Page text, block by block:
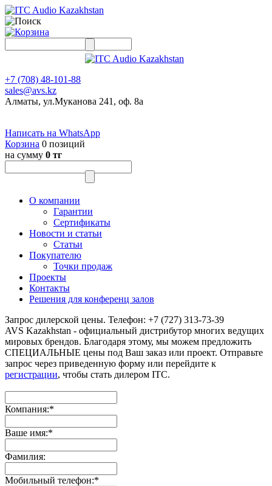
+7 (708) 48-101-88
sales@avs.kz
Алматы, ул.Муканова 241, оф. 8а
Написать на WhatsApp
Корзина 0 позиций
на сумму 0 тг
О компании
Гарантии
Сертификаты
Новости и статьи
Статьи
Покупателю
Точки продаж
Проекты
Контакты
Решения для конференц залов
Запрос дилерской цены. Телефон: +7 (727) 313-73-39
AVS Kazakhstan - официальный дистрибутор многих ведущих
мировых брендов. Благодаря этому, мы можем предложить
СПЕЦИАЛЬНЫЕ цены под Ваш заказ или проект. Отправьте
запрос через приведенную форму или перейдите к
регистрации, чтобы стать дилером ITC.
Компания:*
Ваше имя:*
Фамилия:
Мобильный телефон:*